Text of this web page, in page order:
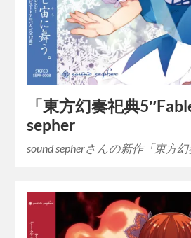
「東方幻奏祀典
sepher
sound sepherさんの新作「東方